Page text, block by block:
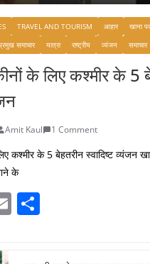
TRAVEL AND TOURISM आहार
खाना
समाचार यात्रा राष्ट्रीय व्यंजन समाचार
के लिए कश्मीर के 5
Amit Kaul 1 Comment
कश्मीर के 5 बेहतरीन स्वादिष्ट व्यंजन
के
E